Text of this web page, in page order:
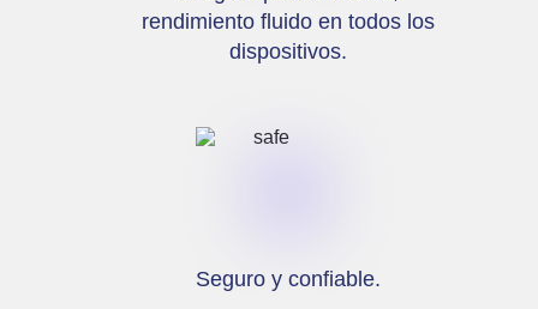
rendimiento fluido en todos los
dispositivos.
Seguro y confiable.